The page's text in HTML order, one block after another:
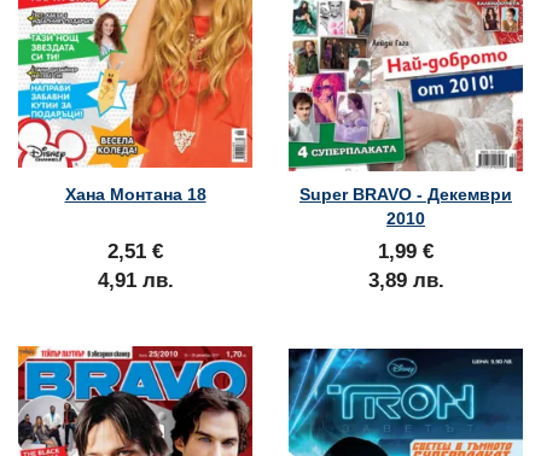
Хана Монтана 18
2,51 €
4,91 лв.
Super BRAVO - Декември
2010
1,99 €
3,89 лв.